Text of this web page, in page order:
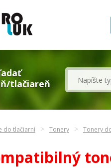
tlačiareň
do tlačiarní Tonery Tonery